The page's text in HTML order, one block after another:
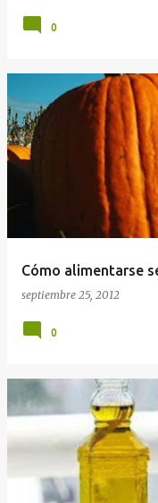
0
Cómo alimentarse
septiembre 25, 2012
0